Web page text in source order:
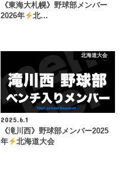
《東海大札幌》野球部メンバー
2026年
北…
北海道大会
2025.6.1
《滝川西》野球部メンバー2025
年
北海道大会